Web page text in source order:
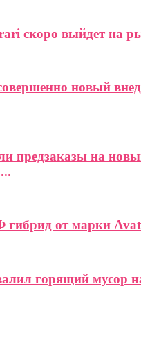
скоро выйдет на
новый
предзаказы на
от марки
горящий мусор